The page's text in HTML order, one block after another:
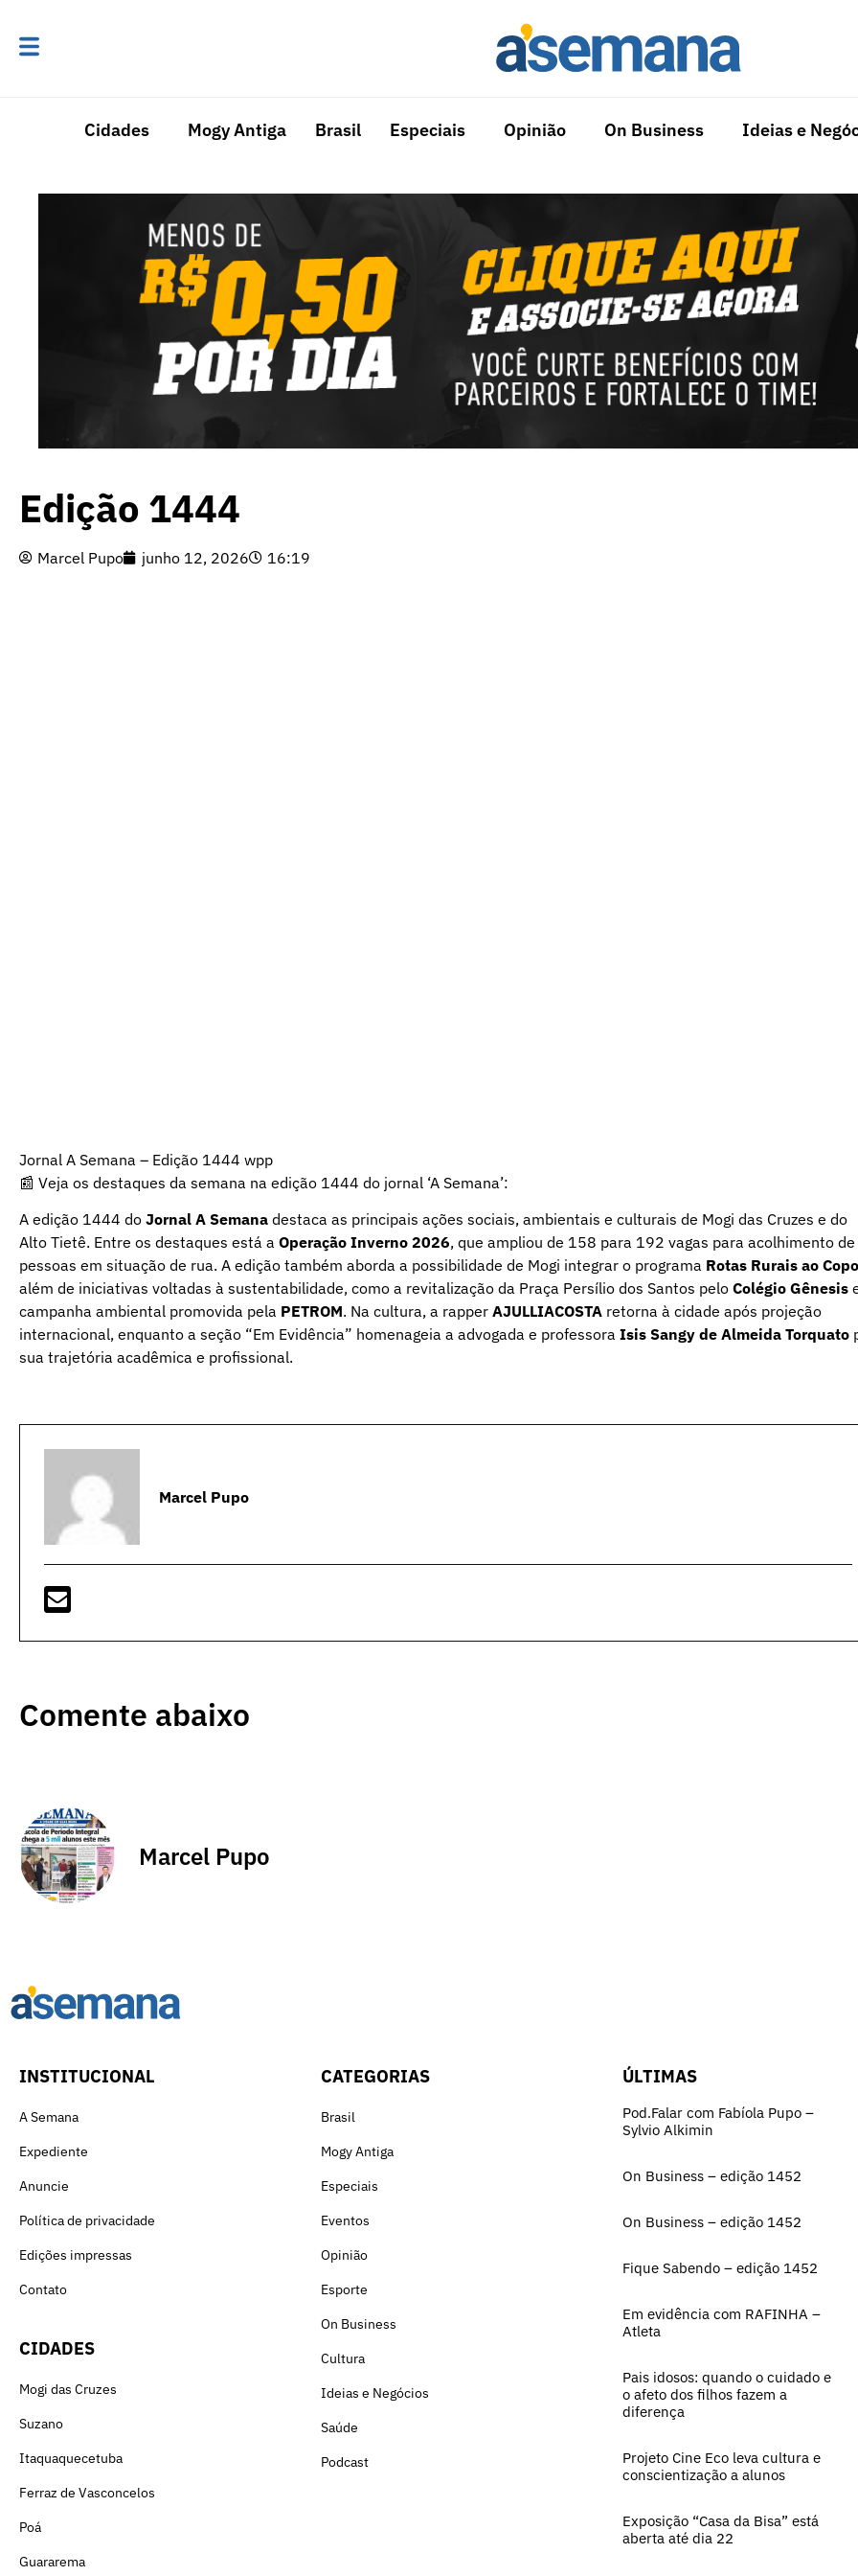
Cidades Mogy Antiga Brasil Especiais Opinião On Business Ideias e
Edição 1444
Marcel Pupo junho 12, 2026 16:19
Jornal A Semana – Edição 1444 wpp
📰 Veja os destaques da semana na edição 1444 do jornal ‘A Semana’:
A edição 1444 do Jornal A Semana destaca as principais ações sociais, ambientais e culturais de Mogi das Cruzes e do
Alto Tietê. Entre os destaques está a Operação Inverno 2026, que ampliou de 158 para 192 vagas para acolhimento de
pessoas em situação de rua. A edição também aborda a possibilidade de Mogi integrar o programa Rotas Rurais ao
além de iniciativas voltadas à sustentabilidade, como a revitalização da Praça Persílio dos Santos pelo Colégio Gênesis
campanha ambiental promovida pela PETROM. Na cultura, a rapper AJULLIACOSTA retorna à cidade após projeção
internacional, enquanto a seção “Em Evidência” homenageia a advogada e professora Isis Sangy de Almeida Torquato
sua trajetória acadêmica e profissional.
Marcel Pupo
Comente abaixo
Marcel Pupo
INSTITUCIONAL
A Semana
Expediente
Anuncie
Política de privacidade
Edições impressas
Contato
CIDADES
Mogi das Cruzes
Suzano
Itaquaquecetuba
Ferraz de Vasconcelos
Poá
Guararema
CATEGORIAS
Brasil
Mogy Antiga
Especiais
Eventos
Opinião
Esporte
On Business
Cultura
Ideias e Negócios
Saúde
Podcast
ÚLTIMAS
Pod.Falar com Fabíola Pupo –
Sylvio Alkimin
On Business – edição 1452
On Business – edição 1452
Fique Sabendo – edição 1452
Em evidência com RAFINHA –
Atleta
Pais idosos: quando o cuidado e
o afeto dos filhos fazem a
diferença
Projeto Cine Eco leva cultura e
conscientização a alunos
Exposição “Casa da Bisa” está
aberta até dia 22